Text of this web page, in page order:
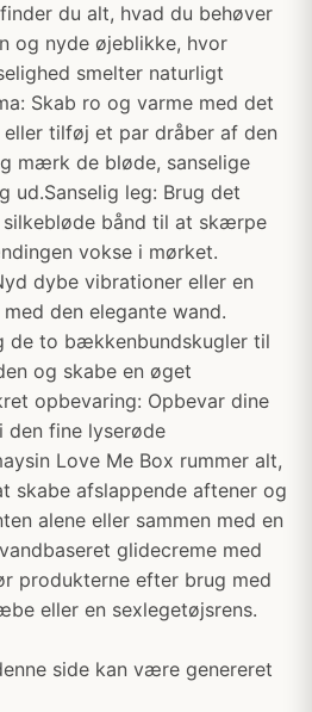
du alt, hvad du behøver
og nyde øjeblikke, hvor
smelter naturligt
Skab ro og varme med det
tilføj et par dråber af den
mærk de bløde, sanselige
ud.Sanselig leg: Brug det
bånd til at skærpe
vokse i mørket.
dybe vibrationer eller en
den elegante wand.
de to bækkenbundskugler til
og skabe en øget
opbevaring: Opbevar dine
fine lyserøde
Love Me Box rummer alt,
skabe afslappende aftener og
alene eller sammen med en
glidecreme med
produkterne efter brug med
eller en sexlegetøjsrens.
side kan være genereret